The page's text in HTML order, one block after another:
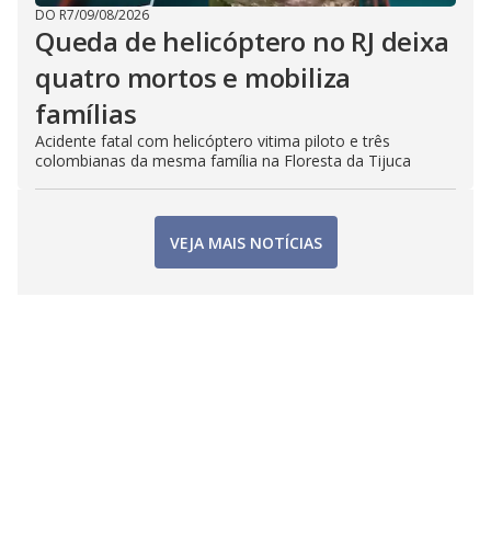
DO R7/09/08/2026
Queda de helicóptero no RJ deixa
quatro mortos e mobiliza
famílias
Acidente fatal com helicóptero vitima piloto e três
colombianas da mesma família na Floresta da Tijuca
VEJA MAIS NOTÍCIAS